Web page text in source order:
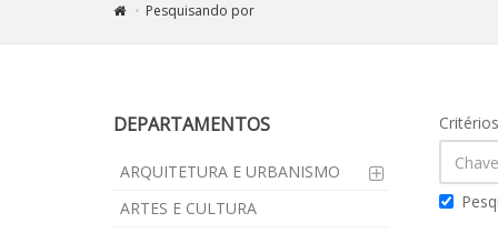
Pesquisando por
DEPARTAMENTOS
ARQUITETURA E URBANISMO
ARTES E CULTURA